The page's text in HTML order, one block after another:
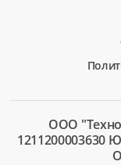
ООО
1211200003630